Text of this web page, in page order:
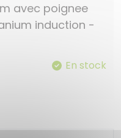
avec poignee
induction -
En stock